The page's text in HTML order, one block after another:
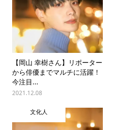
【岡山 幸樹さん】リポーター
から俳優までマルチに活躍！
今注目...
2021.12.08
文化人